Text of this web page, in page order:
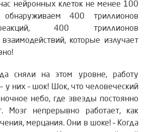
нейронных клеток не менее 100
400 триллионов
400 триллионов
которые излучает
сняли на этом уровне, работу
у них – шок! Шок, что человеческий
небо, где звезды постоянно
Мозг непрерывно работает, как
мерцания. Они в шоке! – Когда